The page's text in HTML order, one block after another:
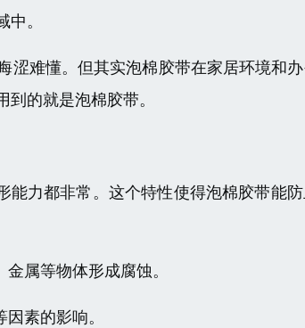
。
涩难懂。但其实泡棉胶带在家居环境和
的就是泡棉胶带。
力都非常。这个特性使得泡棉胶带能
属等物体形成腐蚀。
素的影响。